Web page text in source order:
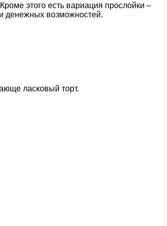
этого есть вариация прослойки –
денежных возможностей.
ласковый торт.